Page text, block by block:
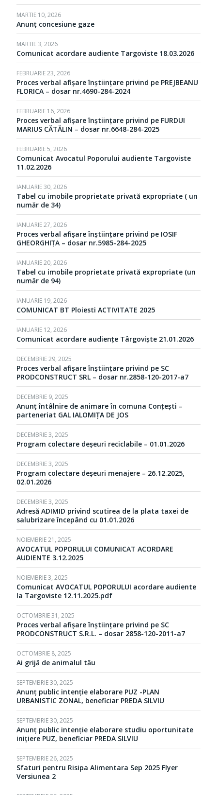
MARTIE 10, 2026
Anunț concesiune gaze
MARTIE 3, 2026
Comunicat acordare audiente Targoviste 18.03.2026
FEBRUARIE 23, 2026
Proces verbal afișare înștiințare privind pe PREJBEANU
FLORICA – dosar nr.4690-284-2024
FEBRUARIE 16, 2026
Proces verbal afișare înștiințare privind pe FURDUI
MARIUS CĂTĂLIN – dosar nr.6648-284-2025
FEBRUARIE 5, 2026
Comunicat Avocatul Poporului audiente Targoviste
11.02.2026
IANUARIE 30, 2026
Tabel cu imobile proprietate privată expropriate ( un
număr de 34)
IANUARIE 27, 2026
Proces verbal afișare înștiințare privind pe IOSIF
GHEORGHIȚA – dosar nr.5985-284-2025
IANUARIE 20, 2026
Tabel cu imobile proprietate privată expropriate (un
număr de 94)
IANUARIE 19, 2026
COMUNICAT BT Ploiesti ACTIVITATE 2025
IANUARIE 12, 2026
Comunicat acordare audiențe Târgoviște 21.01.2026
DECEMBRIE 29, 2025
Proces verbal afișare înștiințare privind pe SC
PRODCONSTRUCT SRL – dosar nr.2858-120-2017-a7
DECEMBRIE 9, 2025
Anunț întâlnire de animare în comuna Conțești –
parteneriat GAL IALOMIȚA DE JOS
DECEMBRIE 3, 2025
Program colectare deșeuri reciclabile – 01.01.2026
DECEMBRIE 3, 2025
Program colectare deșeuri menajere – 26.12.2025,
02.01.2026
DECEMBRIE 3, 2025
Adresă ADIMID privind scutirea de la plata taxei de
salubrizare începând cu 01.01.2026
NOIEMBRIE 21, 2025
AVOCATUL POPORULUI COMUNICAT ACORDARE
AUDIENTE 3.12.2025
NOIEMBRIE 3, 2025
Comunicat AVOCATUL POPORULUI acordare audiente
la Targoviste 12.11.2025.pdf
OCTOMBRIE 31, 2025
Proces verbal afișare înștiințare privind pe SC
PRODCONSTRUCT S.R.L. – dosar 2858-120-2011-a7
OCTOMBRIE 8, 2025
Ai grijă de animalul tău
SEPTEMBRIE 30, 2025
Anunț public intenție elaborare PUZ -PLAN
URBANISTIC ZONAL, beneficiar PREDA SILVIU
SEPTEMBRIE 30, 2025
Anunț public intenție elaborare studiu oportunitate
inițiere PUZ, beneficiar PREDA SILVIU
SEPTEMBRIE 26, 2025
Sfaturi pentru Risipa Alimentara Sep 2025 Flyer
Versiunea 2